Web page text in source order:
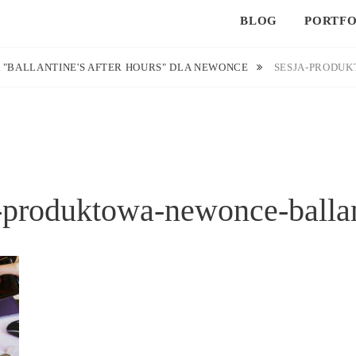
BLOG
"BALLANTINE'S AFTER HOURS" DLA NEWONCE SESJA-
newonce-